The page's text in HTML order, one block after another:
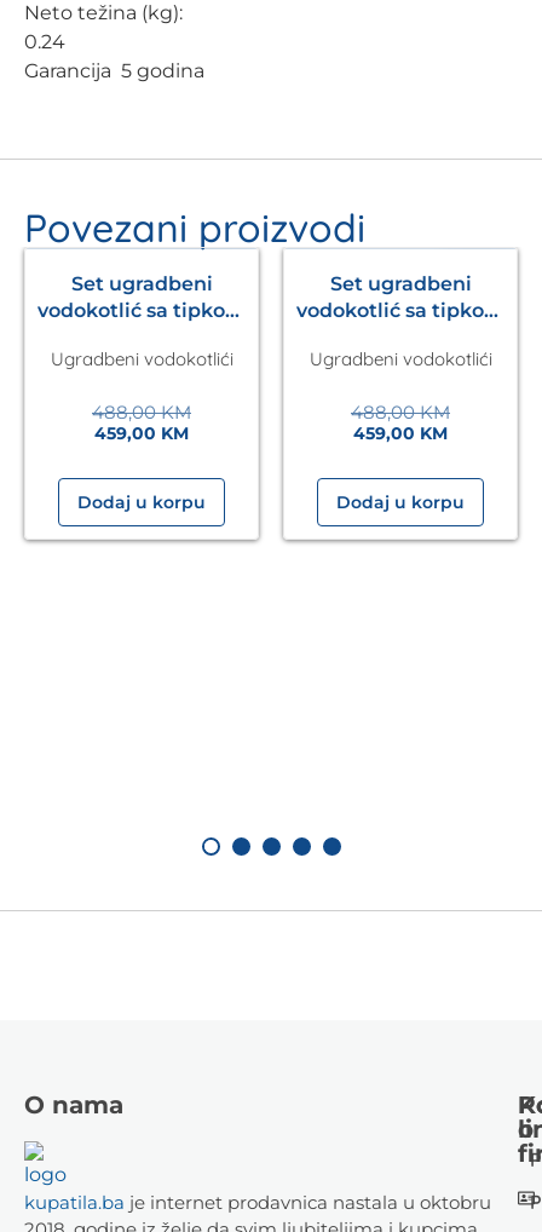
Neto težina (kg):
0.24
Garancija 5 godina
Povezani proizvodi
- 6%
Set ugradbeni
vodokotlić sa tipkom
+wc šolja Una Kalla
Ugradbeni vodokotlići
488,00KM
459,00 KM
Dodaj u korpu
- 6%
Set ugradbeni
vodokotlić sa tipkom
+wc šolja Sava Kalla
Ugradbeni vodokotlići
488,00KM
459,00 KM
Dodaj u korpu
O nama
kupatila.ba je internet prodavnica nastala u oktobru
o